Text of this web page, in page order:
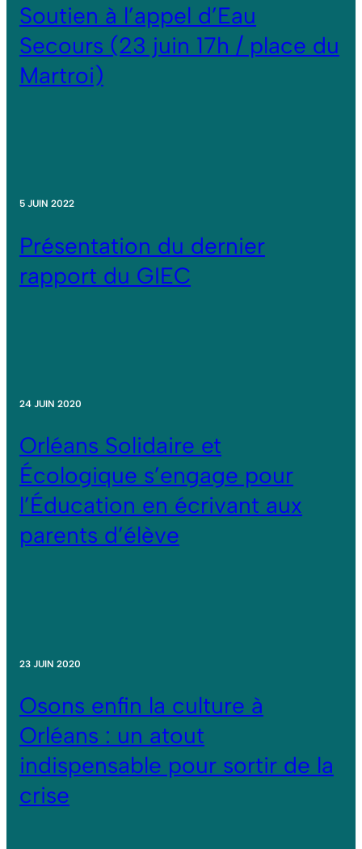
Soutien à l’appel d’Eau
Secours (23 juin 17h / place du
Martroi)
5 JUIN 2022
Présentation du dernier
rapport du GIEC
24 JUIN 2020
Orléans Solidaire et
Écologique s’engage pour
l’Éducation en écrivant aux
parents d’élève
23 JUIN 2020
Osons enfin la culture à
Orléans : un atout
indispensable pour sortir de la
crise